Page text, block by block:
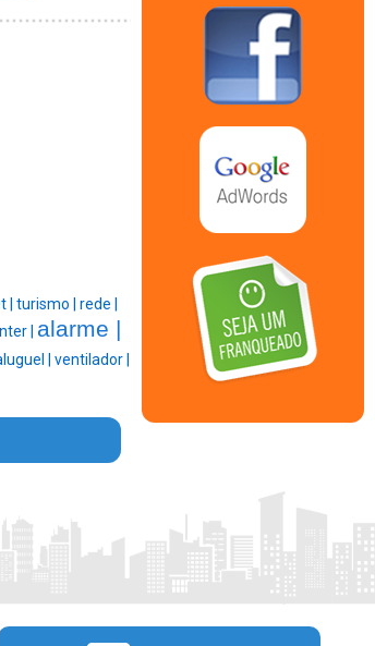
| turismo | rede |
| alarme |
| ventilador |